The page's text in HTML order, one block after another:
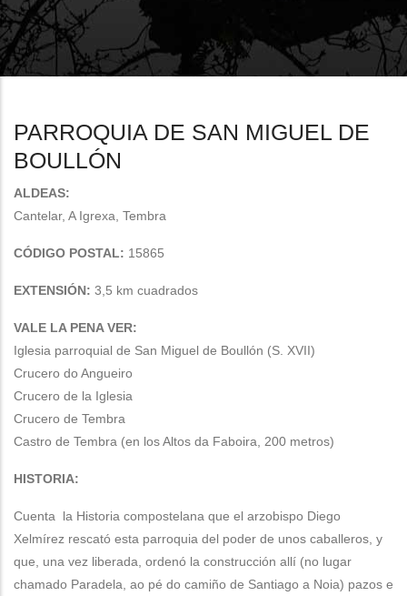
de
ayuda
la
PARROQUIA DE SAN MIGUEL DE
BOULLÓN
ALDEAS:
Cantelar, A Igrexa, Tembra
CÓDIGO POSTAL: 15865
EXTENSIÓN: 3,5 km cuadrados
VALE LA PENA VER:
Iglesia parroquial de San Miguel de Boullón (S. XVII)
Crucero do Angueiro
Crucero de la Iglesia
Crucero de Tembra
Castro de Tembra (en los Altos da Faboira, 200 metros)
HISTORIA:
Cuenta la Historia compostelana que el arzobispo Diego
Xelmírez rescató esta parroquia del poder de unos caballeros, y
que, una vez liberada, ordenó la construcción allí (no lugar
chamado Paradela, ao pé do camiño de Santiago a Noia) pazos e